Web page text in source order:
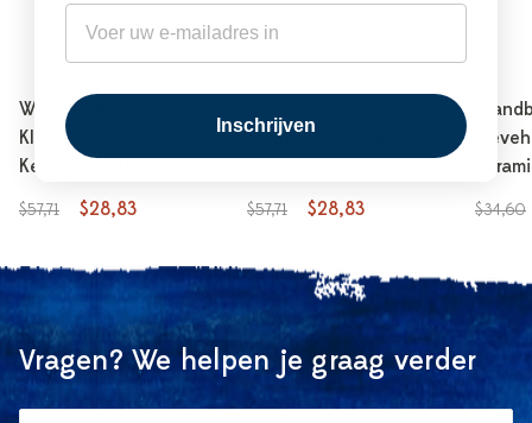
Wandbord Insecten -
Kleine beestjes -
Keramiek - 31 cm
$57,71 $28,83
Krekel - Keramiek - 31
$57,71 $28,83 $34,60
Vragen? We helpen je graag verder
Inschrijven